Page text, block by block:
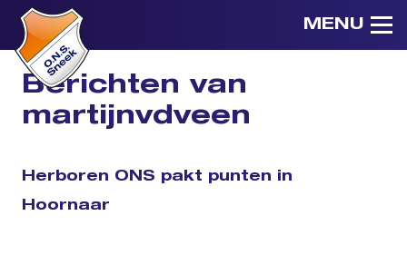
MENU
Berichten van
martijnvdveen
Herboren ONS pakt punten in
Hoornaar